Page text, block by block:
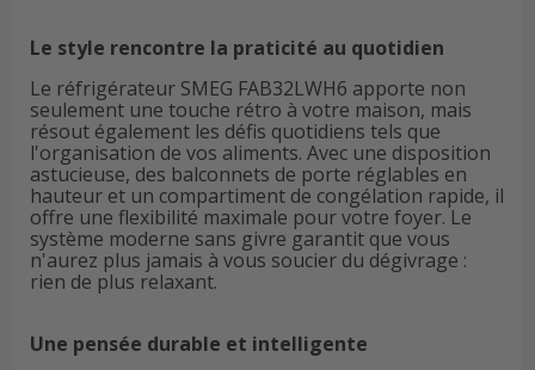
Le style rencontre la praticité au quotidien
Le réfrigérateur SMEG FAB32LWH6 apporte non
seulement une touche rétro à votre maison, mais
résout également les défis quotidiens tels que
l'organisation de vos aliments. Avec une disposition
astucieuse, des balconnets de porte réglables en
hauteur et un compartiment de congélation rapide, il
offre une flexibilité maximale pour votre foyer. Le
système moderne sans givre garantit que vous
n'aurez plus jamais à vous soucier du dégivrage :
rien de plus relaxant.
Une pensée durable et intelligente